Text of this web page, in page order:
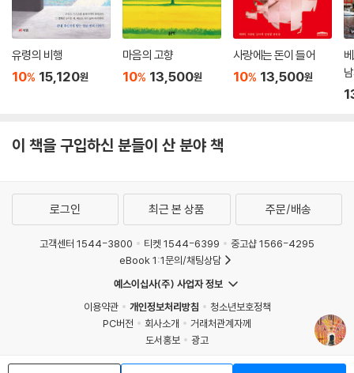
2026년, 우리는 AI와 대화하고, 알고리즘이 큐레이션한 세계 속에서 살아
가며, 타인의 삶을 끊임없이 스크롤하며 훔쳐본다. 어쩌면 이 세계에서 ‘인
비인’은 더 이상 비유가 아닐지도 모른다. 731부대 생체실험에 가담한 노
인은 자신이 하수인이었을 뿐이라 믿고, 1800명 학살의 진실을 담은 편지
날 자기 입에서 혐오어가 나왔다는 것을 깨닫고, 한의사 곁의 안드로이드
《인비인》에는 악인이 없다. 하지만 그래서 더 무섭다. 책을 덮은 뒤, 우리는
오래도록 거울을 보듯 자문하게 된다. ‘나는 과연 인간인가. 인간이 아닌
가.’ 작가는 그 질문에 카메라를 비출 뿐 선뜻 답을 내리지 않는다. 대답은
이곳엔 인간이 몇이나 될까.
유령의 비행
10% 15,120원
마음의 고향
10% 13,500원
사랑에는 돈이 들어
10% 13,500원
이 책을 구입하신 분들이 산 분야 책
로그인 최근 본 상품 주문/배송
고객센터 1544-3800 티켓 1544-6399
중고샵 1566-4295
eBook 1:1문의/채팅상담
예스이십사(주) 사업자 정보
이용약관
개인정보처리방침
청소년보호정책
PC버전
회사소개
거래처관계자께
도서홍보
광고